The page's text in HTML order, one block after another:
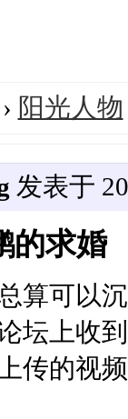
› 阳光人物
发表于
的求婚
算可以
坛上收
传的视